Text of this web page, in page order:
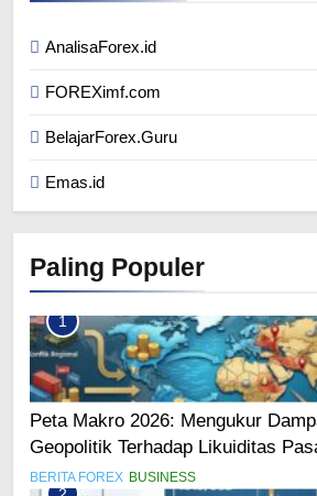
AnalisaForex.id
FOREXimf.com
BelajarForex.Guru
Emas.id
Paling Populer
1
Peta Makro 2026: Mengukur
Geopolitik Terhadap Likuiditas
BERITA FOREX BUSINESS